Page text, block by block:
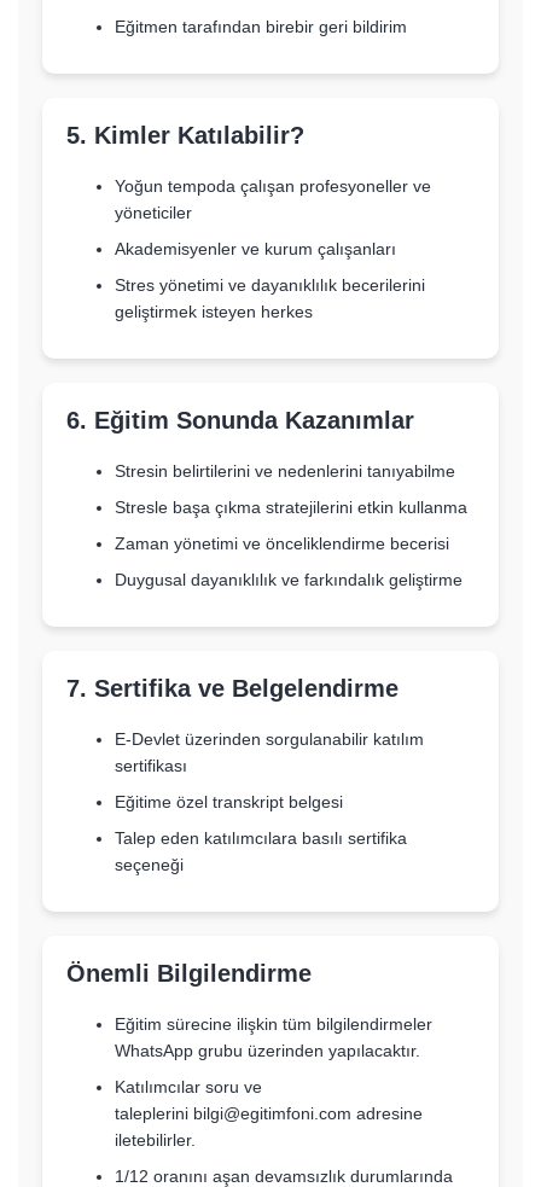
Eğitmen tarafından birebir geri bildirim
5. Kimler Katılabilir?
Yoğun tempoda çalışan profesyoneller ve
yöneticiler
Akademisyenler ve kurum çalışanları
Stres yönetimi ve dayanıklılık becerilerini
geliştirmek isteyen herkes
6. Eğitim Sonunda Kazanımlar
Stresin belirtilerini ve nedenlerini tanıyabilme
Stresle başa çıkma stratejilerini etkin kullanma
Zaman yönetimi ve önceliklendirme becerisi
Duygusal dayanıklılık ve farkındalık geliştirme
7. Sertifika ve Belgelendirme
E-Devlet üzerinden sorgulanabilir katılım
sertifikası
Eğitime özel transkript belgesi
Talep eden katılımcılara basılı sertifika
seçeneği
Önemli Bilgilendirme
Eğitim sürecine ilişkin tüm bilgilendirmeler
WhatsApp grubu üzerinden yapılacaktır.
Katılımcılar soru ve
taleplerini bilgi@egitimfoni.com adresine
iletebilirler.
1/12 oranını aşan devamsızlık durumlarında